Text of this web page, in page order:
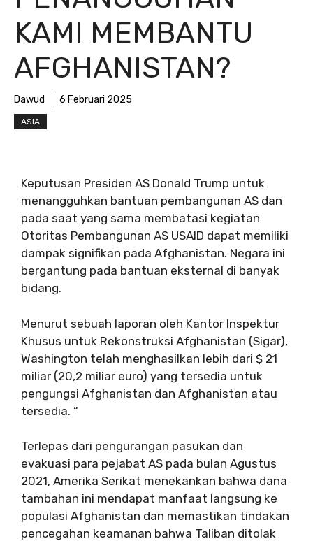
KAMI MEMBANTU
AFGHANISTAN?
Dawud 6 Februari 2025
ASIA
Keputusan Presiden AS Donald Trump untuk
menangguhkan bantuan pembangunan AS dan
pada saat yang sama membatasi kegiatan
Otoritas Pembangunan AS USAID dapat memiliki
dampak signifikan pada Afghanistan. Negara ini
bergantung pada bantuan eksternal di banyak
bidang.
Menurut sebuah laporan oleh Kantor Inspektur
Khusus untuk Rekonstruksi Afghanistan (Sigar),
Washington telah menghasilkan lebih dari $ 21
miliar (20,2 miliar euro) yang tersedia untuk
pengungsi Afghanistan dan Afghanistan atau
tersedia. “
Terlepas dari pengurangan pasukan dan
evakuasi para pejabat AS pada bulan Agustus
2021, Amerika Serikat menekankan bahwa dana
tambahan ini mendapat manfaat langsung ke
populasi Afghanistan dan memastikan tindakan
pencegahan keamanan bahwa Taliban ditolak